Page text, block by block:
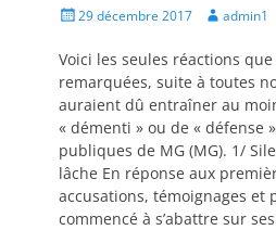
Posted29 décembre 2017 Author
admin1
Voici les seules réactions
remarquées, suite à toutes
auraient dû entraîner au
« démenti » ou de « défense
publiques de MG (MG). 1/
lâche En réponse aux
accusations, témoignages et
commencé à s’abattre sur